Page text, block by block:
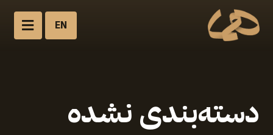
EN
دسته‌بندی نشده